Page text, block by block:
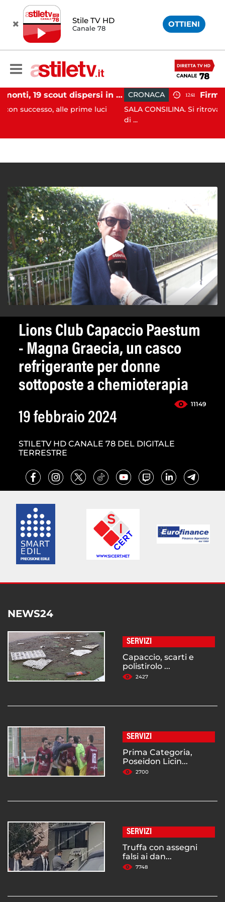
Stile TV HD
Canale 78 OTTIENI
Tramonti, 19 scout dispersi in montagna salvati dai vigili del fuoco
alle prime luci
CRONACA 12:41
SALA CONSILINA. Si ritrovano
Lions Club Capaccio Paestum
- Magna Graecia, un casco
refrigerante per donne
sottoposte a chemioterapia
11149
19 febbraio 2024
STILETV HD CANALE 78 DEL DIGITALE
TERRESTRE
NEWS24
SERVIZI
Capaccio, scarti e
polistirolo ...
2427
SERVIZI
Prima Categoria,
Poseidon Licin...
2700
SERVIZI
Truffa con assegni
falsi ai dan...
7748